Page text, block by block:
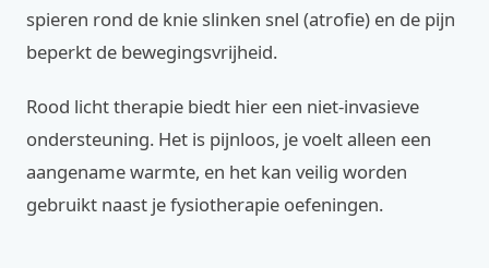
spieren rond de knie slinken snel (atrofie) en de pijn
beperkt de bewegingsvrijheid.
Rood licht therapie biedt hier een niet-invasieve
ondersteuning. Het is pijnloos, je voelt alleen een
aangename warmte, en het kan veilig worden
gebruikt naast je fysiotherapie oefeningen.